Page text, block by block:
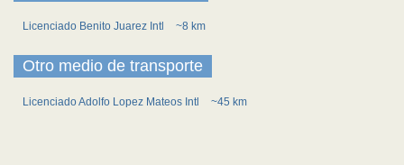
Licenciado Benito Juarez Intl ~8 km
Otro medio de transporte
Licenciado Adolfo Lopez Mateos Intl ~45 km